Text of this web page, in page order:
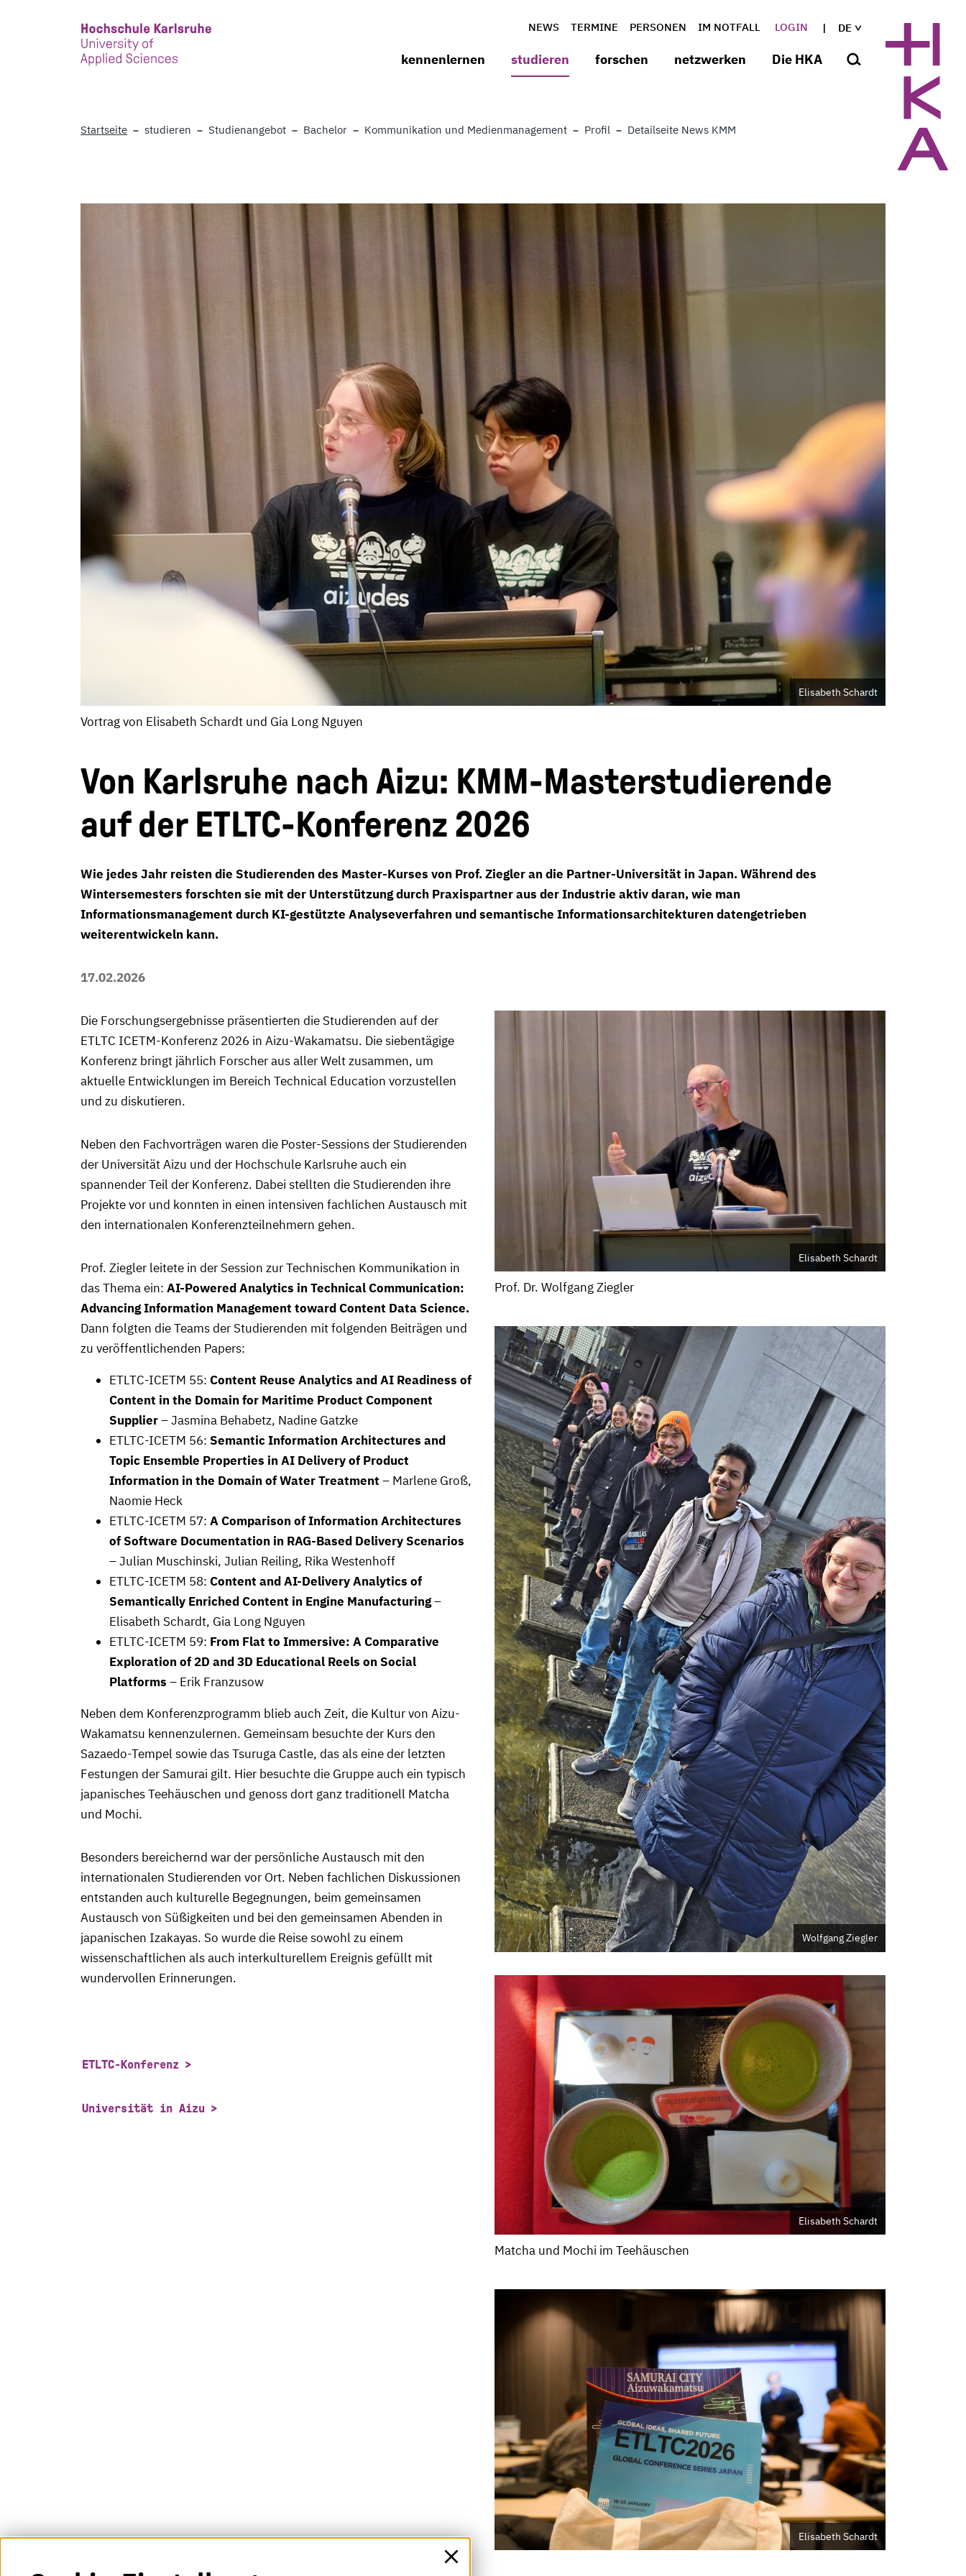
DE
NEWS TERMINE PERSONEN IM NOTFALL LOGIN
kennenlernen studieren forschen netzwerken Die HKA
Startseite studieren Studienangebot Bachelor Kommunikation und Medienmanagement Profil Detailseite News KMM
Elisabeth Schardt
Vortrag von Elisabeth Schardt und Gia Long Nguyen
Von Karlsruhe nach Aizu: KMM-Masterstudierende
auf der ETLTC-Konferenz 2026
Wie jedes Jahr reisten die Studierenden des Master-Kurses von Prof. Ziegler an die Partner-Universität in Japan. Während des
Wintersemesters forschten sie mit der Unterstützung durch Praxispartner aus der Industrie aktiv daran, wie man
Informationsmanagement durch KI-gestützte Analyseverfahren und semantische Informationsarchitekturen datengetrieben
weiterentwickeln kann.
17.02.2026
Elisabeth Schardt
Prof. Dr. Wolfgang Ziegler
Wolfgang Ziegler
Elisabeth Schardt
Matcha und Mochi im Teehäuschen
Elisabeth Schardt
Die Forschungsergebnisse präsentierten die Studierenden auf der
ETLTC ICETM-Konferenz 2026 in Aizu-Wakamatsu. Die siebentägige
Konferenz bringt jährlich Forscher aus aller Welt zusammen, um
aktuelle Entwicklungen im Bereich Technical Education vorzustellen
und zu diskutieren.
Neben den Fachvorträgen waren die Poster-Sessions der Studierenden
der Universität Aizu und der Hochschule Karlsruhe auch ein
spannender Teil der Konferenz. Dabei stellten die Studierenden ihre
Projekte vor und konnten in einen intensiven fachlichen Austausch mit
den internationalen Konferenzteilnehmern gehen.
Prof. Ziegler leitete in der Session zur Technischen Kommunikation in
das Thema ein: AI-Powered Analytics in Technical Communication:
Advancing Information Management toward Content Data Science.
Dann folgten die Teams der Studierenden mit folgenden Beiträgen und
zu veröffentlichenden Papers:
ETLTC-ICETM 55: Content Reuse Analytics and AI Readiness of
Content in the Domain for Maritime Product Component
Supplier– Jasmina Behabetz, Nadine Gatzke
ETLTC-ICETM 56: Semantic Information Architectures and
Topic Ensemble Properties in AI Delivery of Product
Information in the Domain of Water Treatment – Marlene Groß,
Naomie Heck
ETLTC-ICETM 57: A Comparison of Information Architectures
of Software Documentation in RAG-Based Delivery Scenarios
– Julian Muschinski, Julian Reiling, Rika Westenhoff
ETLTC-ICETM 58: Content and AI-Delivery Analytics of
Semantically Enriched Content in Engine Manufacturing–
Elisabeth Schardt, Gia Long Nguyen
ETLTC-ICETM 59: From Flat to Immersive: A Comparative
Exploration of 2D and 3D Educational Reels on Social
Platforms – Erik Franzusow
Neben dem Konferenzprogramm blieb auch Zeit, die Kultur von Aizu-
Wakamatsu kennenzulernen. Gemeinsam besuchte der Kurs den
Sazaedo-Tempel sowie das Tsuruga Castle, das als eine der letzten
Festungen der Samurai gilt. Hier besuchte die Gruppe auch ein typisch
japanisches Teehäuschen und genoss dort ganz traditionell Matcha
und Mochi.
Besonders bereichernd war der persönliche Austausch mit den
internationalen Studierenden vor Ort. Neben fachlichen Diskussionen
entstanden auch kulturelle Begegnungen, beim gemeinsamen
Austausch von Süßigkeiten und bei den gemeinsamen Abenden in
japanischen Izakayas. So wurde die Reise sowohl zu einem
wissenschaftlichen als auch interkulturellem Ereignis gefüllt mit
wundervollen Erinnerungen.
ETLTC-Konferenz
Universität in Aizu